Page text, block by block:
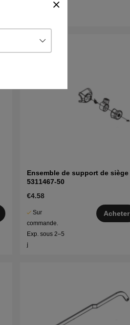
Exp. sous 2–5
Ensemble de support de siège
5311467-50
€4.58
Sur
commande.
Exp. sous 2–5
j
Acheter